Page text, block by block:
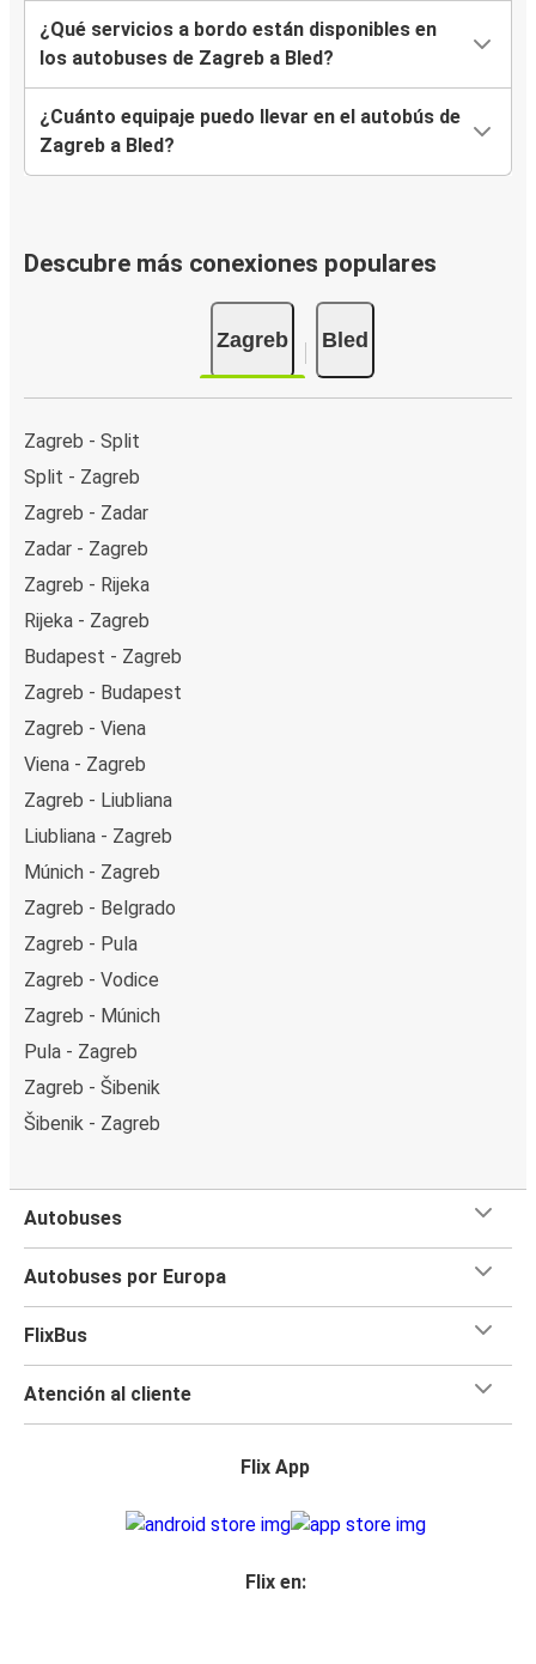
¿Qué servicios a bordo están disponibles en
los autobuses de Zagreb a Bled?
¿Cuánto equipaje puedo llevar en el autobús de
Zagreb a Bled?
Descubre más conexiones populares
Zagreb Bled
Zagreb - Split
Split - Zagreb
Zagreb - Zadar
Zadar - Zagreb
Zagreb - Rijeka
Rijeka - Zagreb
Budapest - Zagreb
Zagreb - Budapest
Zagreb - Viena
Viena - Zagreb
Zagreb - Liubliana
Liubliana - Zagreb
Múnich - Zagreb
Zagreb - Belgrado
Zagreb - Pula
Zagreb - Vodice
Zagreb - Múnich
Pula - Zagreb
Zagreb - Šibenik
Šibenik - Zagreb
Autobuses
Autobuses por Europa
FlixBus
Atención al cliente
Flix App
Flix en: